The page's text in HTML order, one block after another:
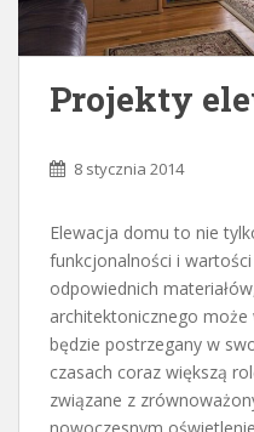
Projekty
8 stycznia 2014
Elewacja domu to nie
funkcjonalności i
odpowiednich
architektonicznego może
będzie postrzegany w
czasach coraz większą
związane z